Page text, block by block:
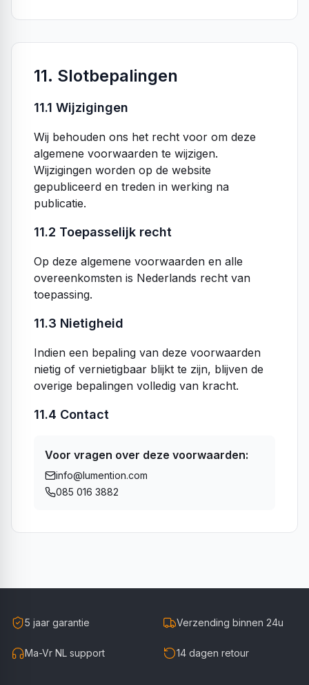
11. Slotbepalingen
11.1 Wijzigingen
Wij behouden ons het recht voor om deze
algemene voorwaarden te wijzigen.
Wijzigingen worden op de website
gepubliceerd en treden in werking na
publicatie.
11.2 Toepasselijk recht
Op deze algemene voorwaarden en alle
overeenkomsten is Nederlands recht van
toepassing.
11.3 Nietigheid
Indien een bepaling van deze voorwaarden
nietig of vernietigbaar blijkt te zijn, blijven de
overige bepalingen volledig van kracht.
11.4 Contact
Voor vragen over deze voorwaarden:
info@lumention.com
085 016 3882
5 jaar garantie Verzending binnen 24u
Ma-Vr NL support 14 dagen retour